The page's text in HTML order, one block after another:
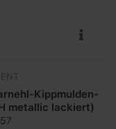
Kippmulden-
metallic lackiert)